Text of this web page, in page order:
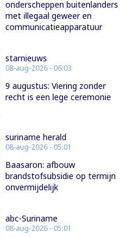
onderscheppen buitenlanders
met illegaal geweer en
communicatieapparatuur
starnieuws
08-aug-2026 - 06:03
9 augustus: Viering zonder
recht is een lege ceremonie
suriname herald
08-aug-2026 - 05:01
Baasaron: afbouw
brandstofsubsidie op termijn
onvermijdelijk
abc-Suriname
08-aug-2026 - 05:01